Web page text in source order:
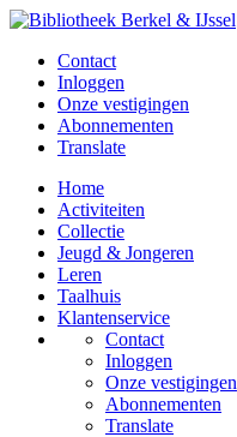
Contact
Inloggen
Onze vestigingen
Abonnementen
Translate
Home
Activiteiten
Collectie
Jeugd & Jongeren
Leren
Taalhuis
Klantenservice
Contact
Inloggen
Onze vestigingen
Abonnementen
Translate